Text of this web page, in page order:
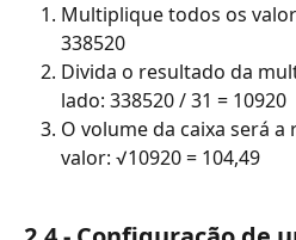
Multiplique todos os
338520
Divida o resultado da
lado: 338520 / 31 = 10920
O volume da caixa será
valor: √10920 = 104,49